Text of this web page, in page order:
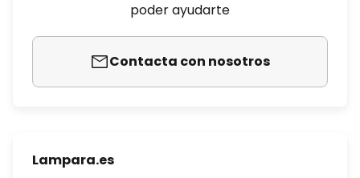
poder ayudarte
Contacta con nosotros
Lampara.es